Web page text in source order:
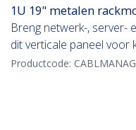
1U 19" metalen
Breng netwerk-, server-
dit verticale paneel voor
Productcode: